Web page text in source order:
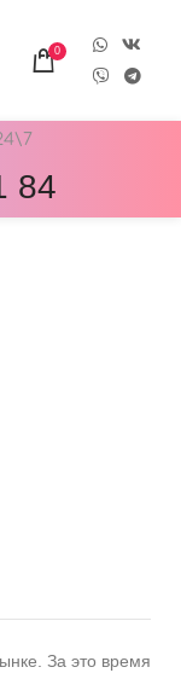
0
84
За это время